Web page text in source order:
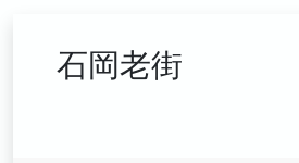
石岡老街